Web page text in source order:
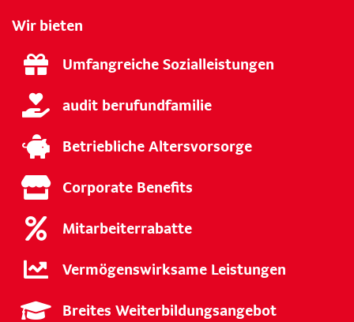
Wir bieten
Umfangreiche Sozialleistungen
audit berufundfamilie
Betriebliche Altersvorsorge
Corporate Benefits
Mitarbeiterrabatte
Vermögenswirksame Leistungen
Breites Weiterbildungsangebot